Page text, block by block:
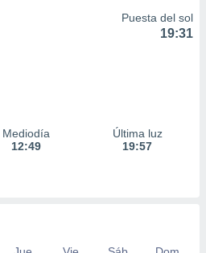
Puesta del sol
19:31
Mediodía
12:49
Última luz
19:57